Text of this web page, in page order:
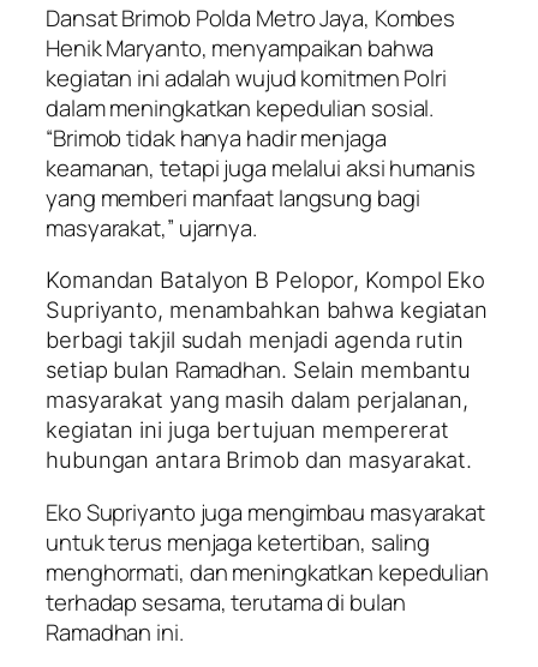
Dansat Brimob Polda Metro Jaya, Kombes
Henik Maryanto, menyampaikan bahwa
kegiatan ini adalah wujud komitmen Polri
dalam meningkatkan kepedulian sosial.
“Brimob tidak hanya hadir menjaga
keamanan, tetapi juga melalui aksi humanis
yang memberi manfaat langsung bagi
masyarakat,” ujarnya.
Komandan Batalyon B Pelopor, Kompol Eko
Supriyanto, menambahkan bahwa kegiatan
berbagi takjil sudah menjadi agenda rutin
setiap bulan Ramadhan. Selain membantu
masyarakat yang masih dalam perjalanan,
kegiatan ini juga bertujuan mempererat
hubungan antara Brimob dan masyarakat.
Eko Supriyanto juga mengimbau masyarakat
untuk terus menjaga ketertiban, saling
menghormati, dan meningkatkan kepedulian
terhadap sesama, terutama di bulan
Ramadhan ini.